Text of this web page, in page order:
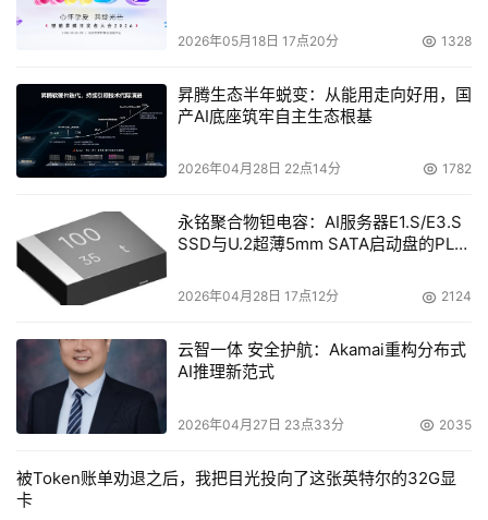
2026年05月18日 17点20分 1328
昇腾生态半年蜕变：从能用走向好用，国
产AI底座筑牢自主生态根基
2026年04月28日 22点14分 1782
永铭聚合物钽电容：AI服务器E1.S/E3.S
SSD与U.2超薄5mm SATA启动盘的PLP
2026年04月28日 17点12分 2124
云智一体 安全护航：Akamai重构分布式
AI推理新范式
2026年04月27日 23点33分 2035
被Token账单劝退之后，我把目光投向了这张英特尔的32G显
卡